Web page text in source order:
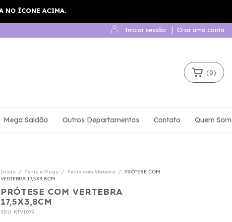
Iniciar sessão Criar uma conta
(0)
Mega Saldão Outros Departamentos Contato Quem
Início / Pênis e Plugs / Pênis com Vértebra /
PRÓTESE COM
VERTEBRA 17,5X3,8CM
PRÓTESE COM VERTEBRA
17,5X3,8CM
SKU: KTV107R